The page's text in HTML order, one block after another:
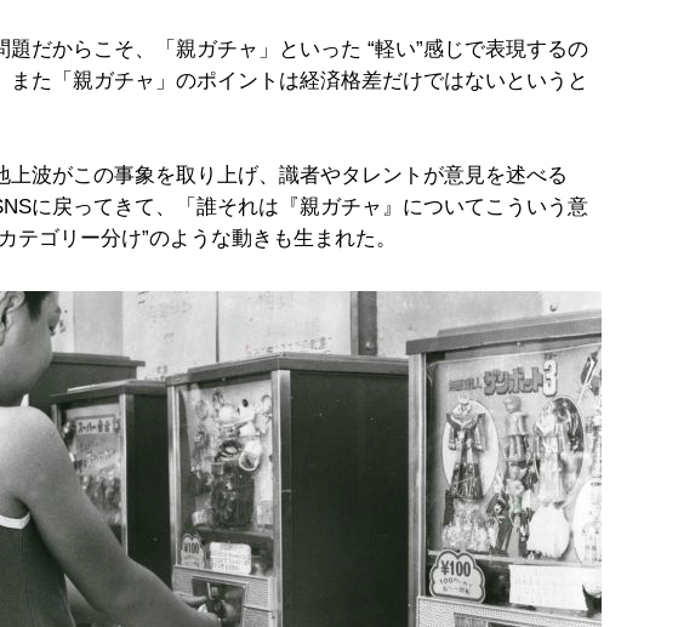
題だからこそ、「親ガチャ」といった “軽い”感じで表現するの
また「親ガチャ」のポイントは経済格差だけではないというと
上波がこの事象を取り上げ、識者やタレントが意見を述べる
に戻ってきて、「誰それは『親ガチャ』についてこういう意
テゴリー分け”のような動きも生まれた。